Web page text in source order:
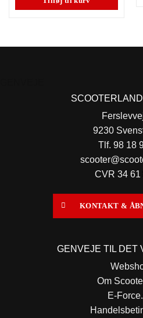
9230
Tlf. 98 18
CVR 34 61
KONTAKT &
GENVEJE TIL DET
Om
E-